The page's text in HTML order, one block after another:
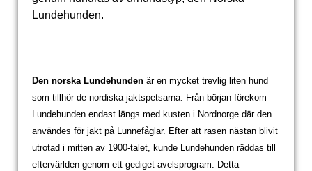
Lundehunden.
Den norska Lundehundenär en mycket trevlig liten hund
som tillhör de nordiska jaktspetsarna. Från början förekom
Lundehunden endast längs med kusten i Nordnorge där den
användes för jakt på Lunnefåglar. Efter att rasen nästan blivit
utrotad i mitten av 1900-talet, kunde Lundehunden räddas till
eftervärlden genom ett gediget avelsprogram. Detta